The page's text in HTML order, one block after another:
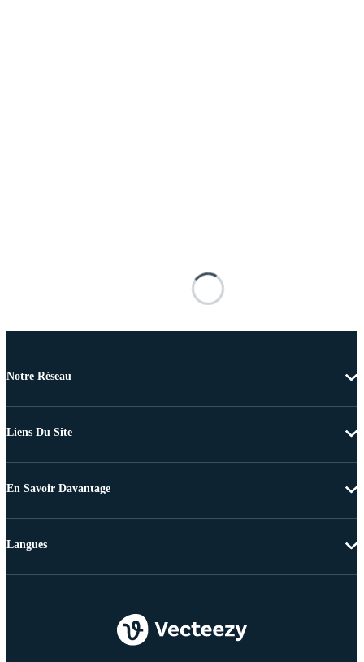
Notre Réseau
Liens Du Site
En Savoir Davantage
Langues